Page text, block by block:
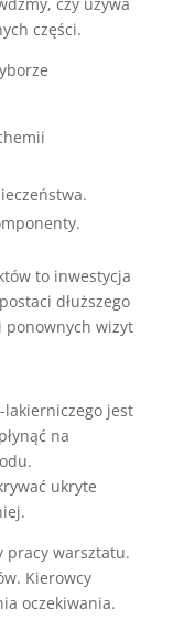
części.
to inwestycja
dłuższego
ponownych wizyt
jest
na
ukryte
pracy warsztatu.
Kierowcy
oczekiwania.